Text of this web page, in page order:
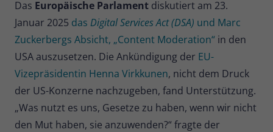
Das Europäische Parlament diskutiert am 23.
Januar 2025 das Digital Services Act (DSA) und Marc
Zuckerbergs Absicht, „Content Moderation“ in den
USA auszusetzen. Die Ankündigung der EU-
Vizepräsidentin Henna Virkkunen, nicht dem Druck
der US-Konzerne nachzugeben, fand Unterstützung.
„Was nutzt es uns, Gesetze zu haben, wenn wir nicht
den Mut haben, sie anzuwenden?“ fragte der